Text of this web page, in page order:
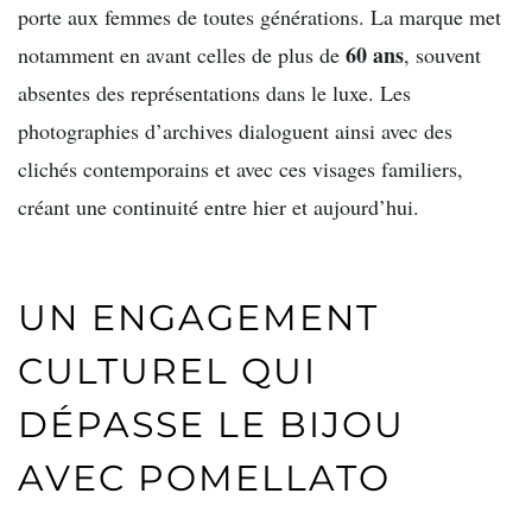
porte aux femmes de toutes générations. La marque met
notamment en avant celles de plus de 60 ans, souvent
absentes des représentations dans le luxe. Les
photographies d’archives dialoguent ainsi avec des
clichés contemporains et avec ces visages familiers,
créant une continuité entre hier et aujourd’hui.
UN ENGAGEMENT
CULTUREL QUI
DÉPASSE LE BIJOU
AVEC POMELLATO